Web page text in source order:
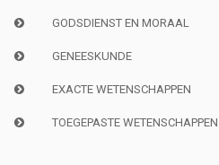
GODSDIENST EN MORAAL
GENEESKUNDE
EXACTE WETENSCHAPPEN
TOEGEPASTE WETENSCHAPPEN